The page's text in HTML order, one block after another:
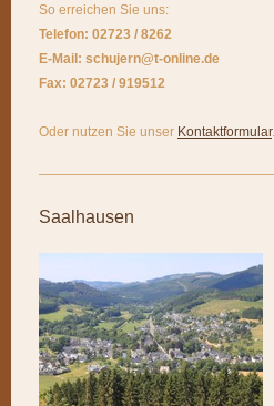
So erreichen Sie uns:
Telefon: 02723 / 8262
E-Mail: schujern@t-online.de
Fax: 02723 / 919512
Oder nutzen Sie unser Kontaktformular.
Saalhausen